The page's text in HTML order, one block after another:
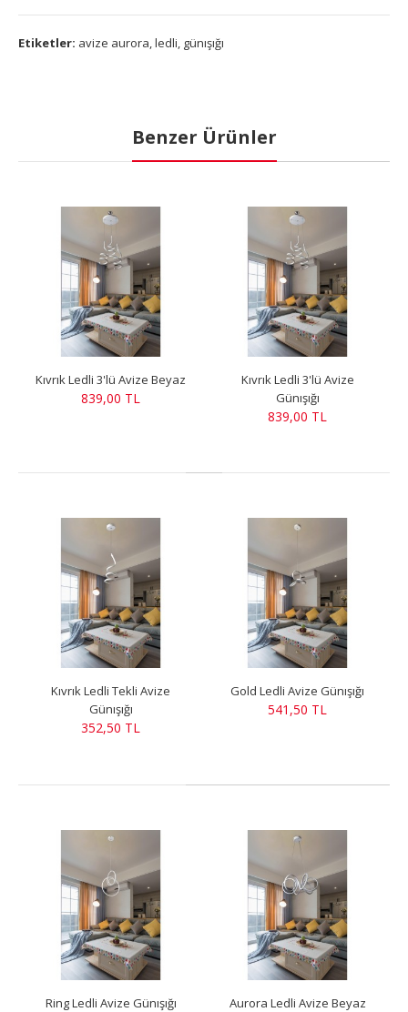
Etiketler: avize aurora,ledli, günışığı
Benzer Ürünler
Kıvrık Ledli 3'lü Avize Beyaz
839,00 TL
Kıvrık Ledli 3'lü Avize
Günışığı
839,00 TL
Kıvrık Ledli Tekli Avize
Günışığı
352,50 TL
Gold Ledli Avize Günışığı
541,50 TL
Ring Ledli Avize Günışığı Aurora Ledli Avize Beyaz